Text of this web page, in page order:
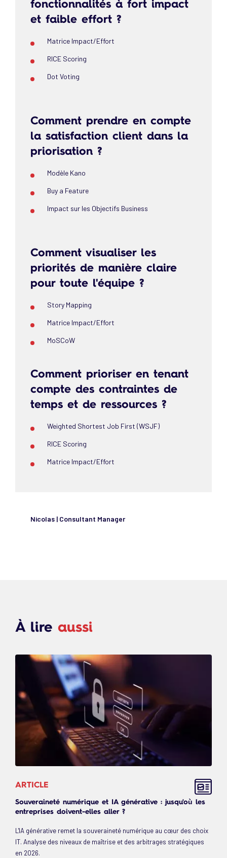
fonctionnalités à fort impact
et faible effort ?
Matrice Impact/Effort
RICE Scoring
Dot Voting
Comment prendre en compte
la satisfaction client dans la
priorisation ?
Modèle Kano
Buy a Feature
Impact sur les Objectifs Business
Comment visualiser les
priorités de manière claire
pour toute l'équipe ?
Story Mapping
Matrice Impact/Effort
MoSCoW
Comment prioriser en tenant
compte des contraintes de
temps et de ressources ?
Weighted Shortest Job First (WSJF)
RICE Scoring
Matrice Impact/Effort
Nicolas | Consultant Manager
À lire aussi
ARTICLE
Souveraineté numérique et IA générative : jusqu'où les
entreprises doivent-elles aller ?
L'IA générative remet la souveraineté numérique au cœur des choix
IT. Analyse des niveaux de maîtrise et des arbitrages stratégiques
en 2026.